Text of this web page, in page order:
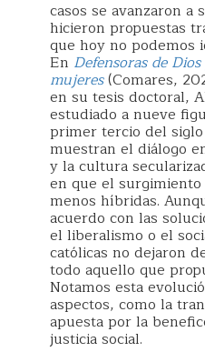
casos se avanzaron
hicieron propuestas
que hoy no podemos
En Defensoras de
mujeres(Comares,
en su tesis doctoral,
estudiado a nueve
primer tercio del
muestran el diálogo
y la cultura
en que el
menos híbridas.
acuerdo con las
el liberalismo o el
católicas no dejaron
todo aquello que
Notamos esta
aspectos, como la
apuesta por la
justicia social.